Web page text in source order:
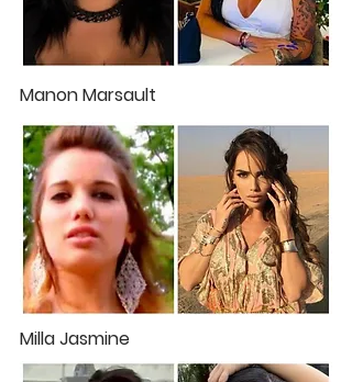
Manon Marsault
Milla Jasmine